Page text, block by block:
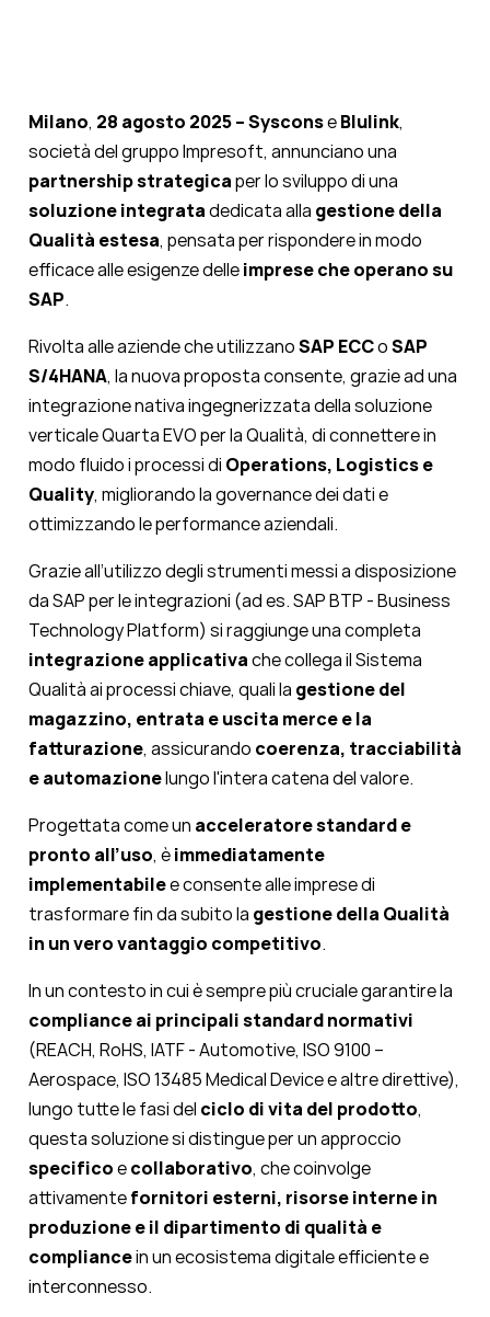
Milano, 28 agosto 2025 – SysconseBlulink,
società del gruppo Impresoft, annunciano una
partnership strategicaper lo sviluppo di una
soluzione integratadedicata alla gestione della
Qualità estesa, pensata per rispondere in modo
efficace alle esigenze delleimprese che operano su
SAP.
Rivolta alle aziende che utilizzanoSAP ECCoSAP
S/4HANA, la nuova proposta consente, grazie ad una
integrazione nativa ingegnerizzata della soluzione
verticale Quarta EVO per la Qualità, di connettere in
modo fluido i processi di Operations, Logistics e
Quality, migliorando la governance dei dati e
ottimizzando le performance aziendali.
Grazie all’utilizzo degli strumenti messi a disposizione
da SAP per le integrazioni (ad es. SAP BTP - Business
Technology Platform) si raggiunge una completa
integrazione applicativache collega il Sistema
Qualità ai processi chiave, quali la gestione del
magazzino, entrata e uscita merce e la
fatturazione, assicurando coerenza, tracciabilità
e automazionelungo l'intera catena del valore.
Progettata come un acceleratore standard e
pronto all’uso, èimmediatamente
implementabilee consente alle imprese di
trasformare fin da subito la gestione della Qualità
in un vero vantaggio competitivo.
In un contesto in cui è sempre più cruciale garantire la
compliance ai principali standard normativi
(REACH, RoHS, IATF - Automotive, ISO 9100 –
Aerospace, ISO 13485 Medical Device e altre direttive),
lungo tutte le fasi del ciclo di vita del prodotto,
questa soluzione si distingue per un approccio
specificoecollaborativo, che coinvolge
attivamentefornitori esterni, risorse interne in
produzione e il dipartimento di qualità e
compliancein un ecosistema digitale efficiente e
interconnesso.